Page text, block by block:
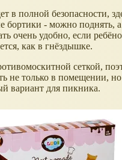
в полной безопасности,
бортики - можно поднять,
очень удобно, если
как в гнёздышке.
сеткой,
не только в помещении,
вариант для пикника.